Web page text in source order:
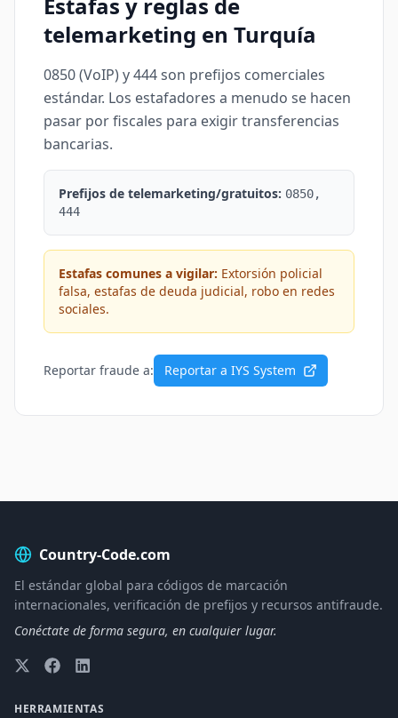
telemarketing en Turquía
0850 (VoIP) y 444 son prefijos comerciales
estándar. Los estafadores a menudo se hacen
pasar por fiscales para exigir transferencias
bancarias.
Prefijos de telemarketing/gratuitos: 0850,
444
Estafas comunes a vigilar: Extorsión policial
falsa, estafas de deuda judicial, robo en redes
sociales.
Reportar fraude a: Reportar a IYS System
Country-Code.com
El estándar global para códigos de marcación
internacionales, verificación de prefijos y recursos antifraude.
Conéctate de forma segura, en cualquier lugar.
HERRAMIENTAS